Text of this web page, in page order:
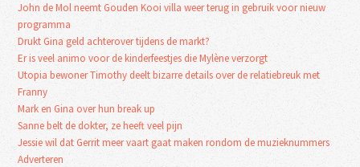
John de Mol neemt Gouden Kooi villa weer terug in gebruik voor nieuw
programma
Drukt Gina geld achterover tijdens de markt?
Er is veel animo voor de kinderfeestjes die Mylène verzorgt
Utopia bewoner Timothy deelt bizarre details over de relatiebreuk met
Franny
Mark en Gina over hun break up
Sanne belt de dokter, ze heeft veel pijn
Jessie wil dat Gerrit meer vaart gaat maken rondom de muzieknummers
Adverteren